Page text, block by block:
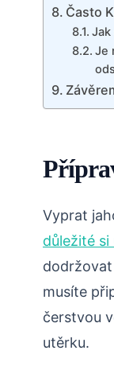
Často
Jak
Je
Vyprat
důležité
musíte
čerstvou
utěrku.